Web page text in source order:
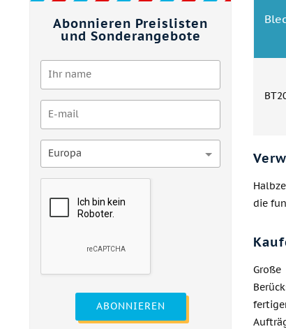
Abonnieren Preislisten
und Sonderangebote
Europa
ABONNIEREN
die